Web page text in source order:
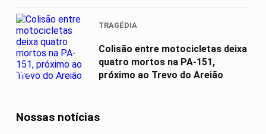
04
TRAGÉDIA
Colisão entre motocicletas deixa
quatro mortos na PA-151,
próximo ao Trevo do Areião
Nossas notícias